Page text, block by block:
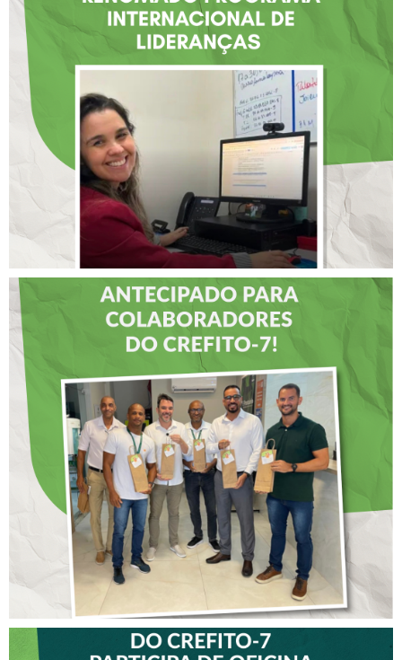
FISIOTERAPEUTA COM
ATUAÇÃO NA BAHIA É
SELECIONADA EM
RENOMADO PROGRAMA
INTERNACIONAL DE
LIDERANÇAS
DIA DOS PAIS É
ANTECIPADO PARA
COLABORADORES DO
CREFITO-7